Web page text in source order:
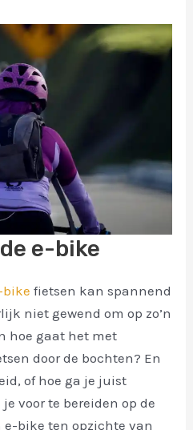
e-bike
bike fietsen kan spannend
niet gewend om op zo’n
hoe gaat het met
door de bochten? En
of hoe ga je juist
voor te bereiden op de
bike ten opzichte van